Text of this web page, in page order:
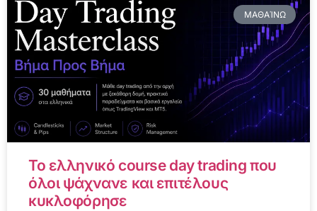
ΜΑΘΑΊΝΩ
Το ελληνικό course day trading που
όλοι ψάχνανε και επιτέλους
κυκλοφόρησε